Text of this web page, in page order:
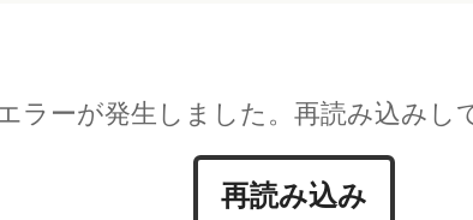
ラーが発生しました。再読み込みし
再読み込み